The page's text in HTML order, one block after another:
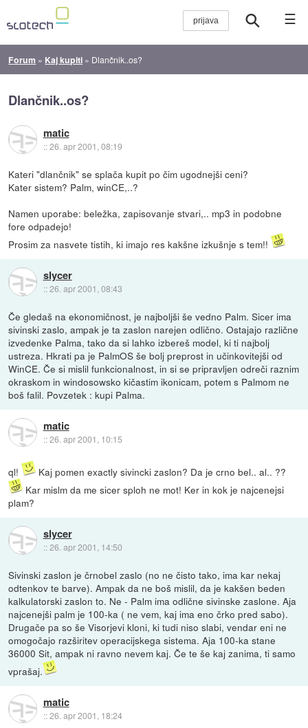
☰
Forum » Kaj kupiti » Dlančnik..os?
Dlančnik..os?
matic
::26. apr 2001, 08:19
Kateri "dlančnik" se splača kupit po čim ugodnejši ceni?
Kater sistem? Palm, winCE,..?
Namen uporabe: beležka, zapisovanje stvari,.. mp3 in podobne
fore odpadejo!
Prosim za nasvete tistih, ki imajo res kakšne izkušnje s tem!!
slycer
::26. apr 2001, 08:43
Če gledaš na ekonomičnost, je najboljši še vedno Palm. Sicer ima
sivinski zaslo, ampak je ta zaslon narejen odlično. Ostajajo različne
izvedenke Palma, tako da si lahko izbereš model, ki ti najbolj
ustreza. Hkrati pa je PalmOS še bolj preprost in učinkovitejši od
WinCE. Če si mislil funkcionalnost, in si se pripravljen odreči raznim
okraskom in windosowsko kičastim ikonicam, potem s Palmom ne
boš falil. Povzetek : kupi Palma.
matic
::26. apr 2001, 10:15
ql!
Kaj pomen exactly sivincki zaslon? Da je crno bel.. al.. ??
Kar mislm da me sicer sploh ne mot! Ker in kok je najcenejsi
plam?
slycer
::26. apr 2001, 14:50
Sivinski zaslon je črnobel zaslo (no ne čisto tako, ima kar nekaj
odtenkov te barve). Ampak da ne boš mislil, da je kakšen beden
kalkulatorski zaslon to. Ne - Palm ima odlične sivinske zaslone. Aja
najcenejši palm je 100-ka ( ne vem, kaj ima eno črko pred sabo).
Drugače pa so še Visorjevi kloni, ki tudi niso slabi, vendar eni ne
omogočajo razširitev operacijskega sistema. Aja 100-ka stane
36000 Sit, ampak ni ravno nevem kaj. Če te še kaj zanima, ti samo
vprašaj.
matic
::26. apr 2001, 18:24